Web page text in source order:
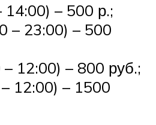
14:00) – 500 р.;
– 23:00) – 500
12:00) – 800 руб.;
12:00) – 1500